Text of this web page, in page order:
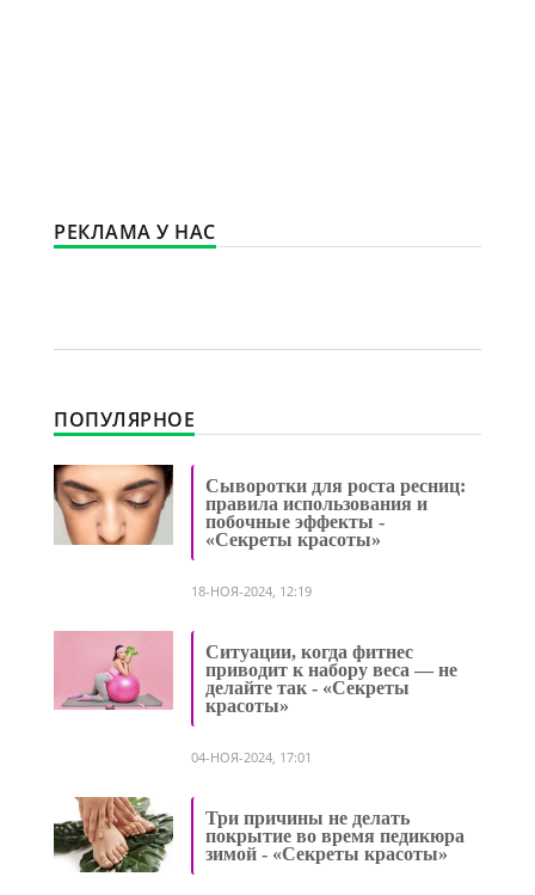
РЕКЛАМА У НАС
ПОПУЛЯРНОЕ
Сыворотки для роста ресниц:
правила использования и
побочные эффекты -
«Секреты красоты»
18-НОЯ-2024, 12:19
Ситуации, когда фитнес
приводит к набору веса — не
делайте так - «Секреты
красоты»
04-НОЯ-2024, 17:01
Три причины не делать
покрытие во время педикюра
зимой - «Секреты красоты»